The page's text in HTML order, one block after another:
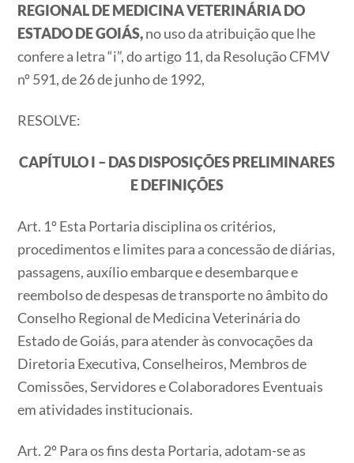
REGIONAL DE MEDICINA VETERINÁRIA DO
ESTADO DE GOIÁS,no uso da atribuição que lhe
confere a letra “i”, do artigo 11, da Resolução CFMV
nº 591, de 26 de junho de 1992,
RESOLVE:
CAPÍTULO I – DAS DISPOSIÇÕES PRELIMINARES
E DEFINIÇÕES
Art. 1º Esta Portaria disciplina os critérios,
procedimentos e limites para a concessão de diárias,
passagens, auxílio embarque e desembarque e
reembolso de despesas de transporte no âmbito do
Conselho Regional de Medicina Veterinária do
Estado de Goiás, para atender às convocações da
Diretoria Executiva, Conselheiros, Membros de
Comissões, Servidores e Colaboradores Eventuais
em atividades institucionais.
Art. 2º Para os fins desta Portaria, adotam-se as